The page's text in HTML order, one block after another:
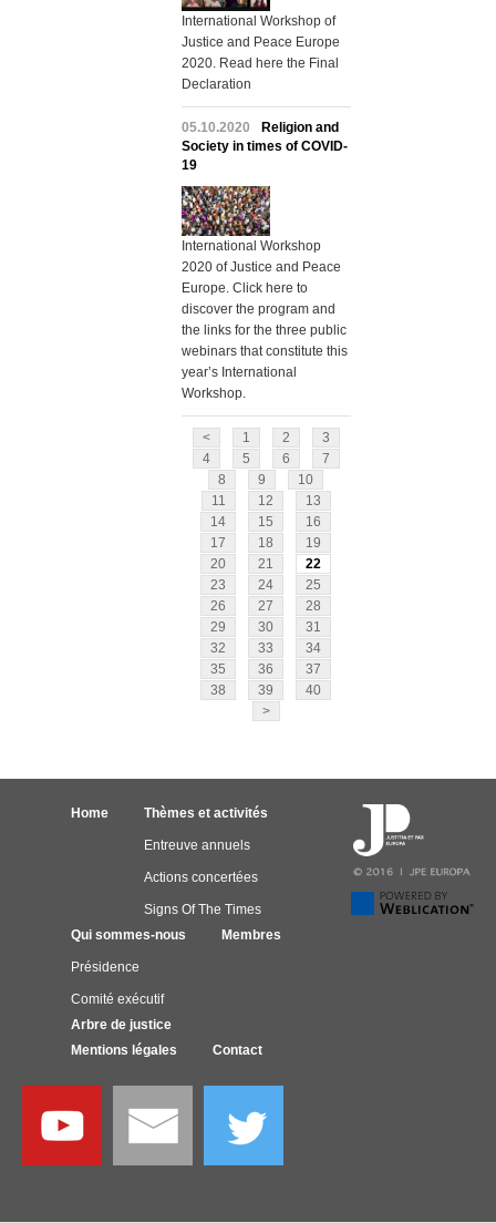
International Workshop of
Justice and Peace Europe
2020. Read here the Final
Declaration
05.10.2020
Religion and
Society in times of COVID-
19
International Workshop
2020 of Justice and Peace
Europe. Click here to
discover the program and
the links for the three public
webinars that constitute this
year’s International
Workshop.
< 1 2
3
4
5 6
7
8
9
10
11
12
13
14
15
16
17
18
19
20
21
22
23
24
25
26
27
28
29
30
31
32
33
34
35
36
37
38
39
40
>
Home Thèmes et activités
Entreuve annuels
Actions concertées
Signs Of The Times
Qui sommes-nous
Présidence
Comité exécutif
Membres
Arbre de justice
Mentions légales
Contact